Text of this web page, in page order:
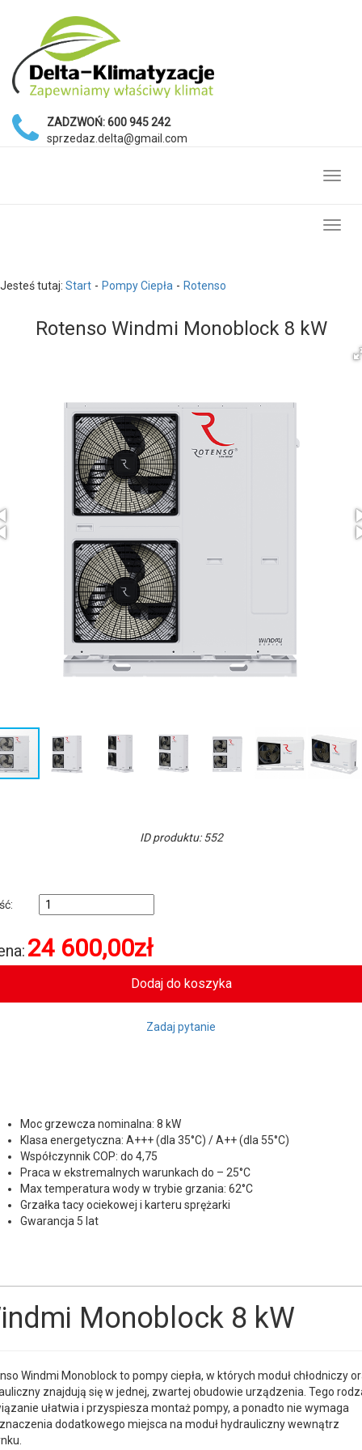
ZADZWOŃ:600 945 242
sprzedaz.delta@gmail.com
Jesteś tutaj: Start Pompy Ciepła Rotenso
Rotenso Windmi Monoblock 8 kW
ID produktu: 552
24 600,00zł
Zadaj pytanie
Moc grzewcza nominalna: 8 kW
Klasa energetyczna: A+++ (dla 35°C) / A++ (dla 55°C)
Współczynnik COP: do 4,75
Praca w ekstremalnych warunkach do – 25°C
Max temperatura wody w trybie grzania: 62°C
Grzałka tacy ociekowej i karteru sprężarki
Gwarancja 5 lat
Monoblock 8 kW
Windmi Monoblock to pompy ciepła, w których moduł chłodniczy
znajdują się w jednej, zwartej obudowie urządzenia. Tego
ułatwia i przyspiesza montaż pompy, a ponadto nie wymaga
dodatkowego miejsca na moduł hydrauliczny wewnątrz